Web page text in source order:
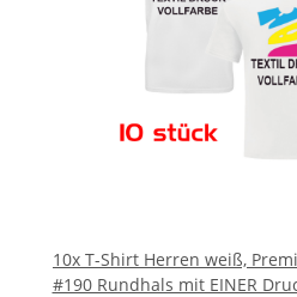
10x T-Shirt Herren weiß,
#190 Rundhals mit EINER